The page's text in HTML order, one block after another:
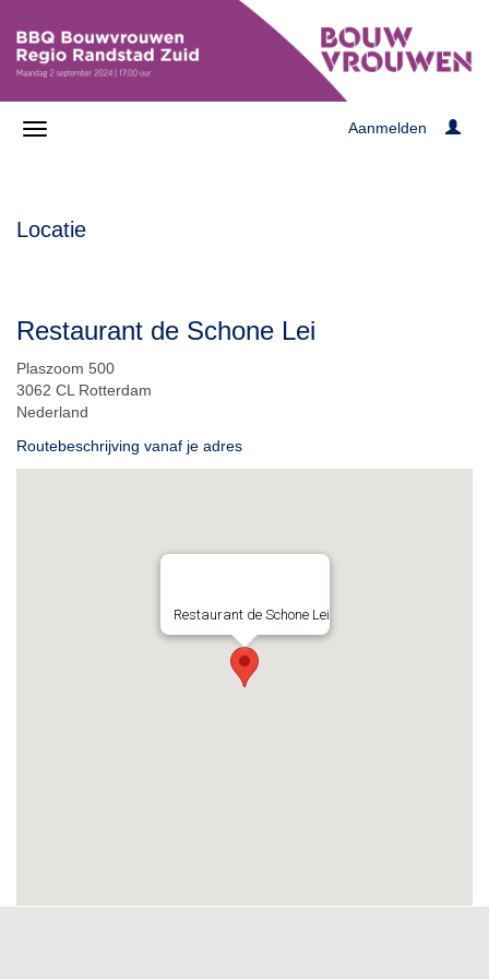
Aanmelden
Locatie
Restaurant de Schone Lei
Plaszoom 500
3062 CL Rotterdam
Nederland
Routebeschrijving vanaf je adres
Restaurant de Schone Lei